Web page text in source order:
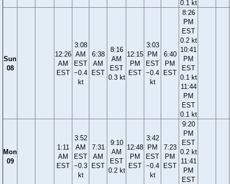
0.1 kt
Sun
08
12:26
AM
EST
3:08
AM
EST
−0.4
kt
6:38
AM
EST
8:16
AM
EST
0.3 kt
12:15
PM
EST
3:03
PM
EST
−0.4
kt
6:40
PM
EST
8:26
PM
EST
0.2 kt
10:41
PM
EST
0.1 kt
11:44
PM
EST
0.1 kt
Mon
09
1:11
AM
EST
3:52
AM
EST
−0.3
kt
7:31
AM
EST
9:10
AM
EST
0.2 kt
12:48
PM
EST
3:42
PM
EST
−0.4
kt
7:23
PM
EST
9:20
PM
EST
0.2 kt
11:41
PM
EST